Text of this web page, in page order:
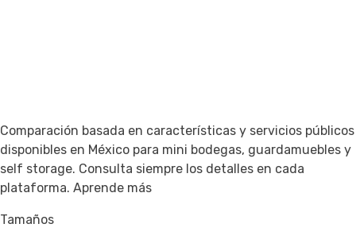
Comparación basada en características y servicios públicos
disponibles en México para mini bodegas, guardamuebles y
self storage. Consulta siempre los detalles en cada
plataforma. Aprende más
Tamaños